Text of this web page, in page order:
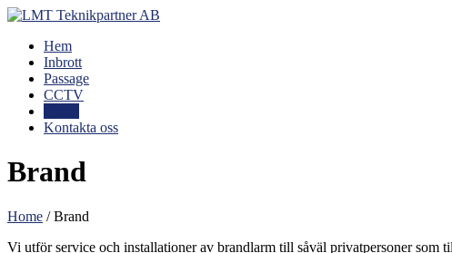
Hem
Inbrott
Passage
CCTV
Kontakta oss
Brand
Home /Brand
Vi utför service och installationer av brandlarm till såväl privatpersoner som